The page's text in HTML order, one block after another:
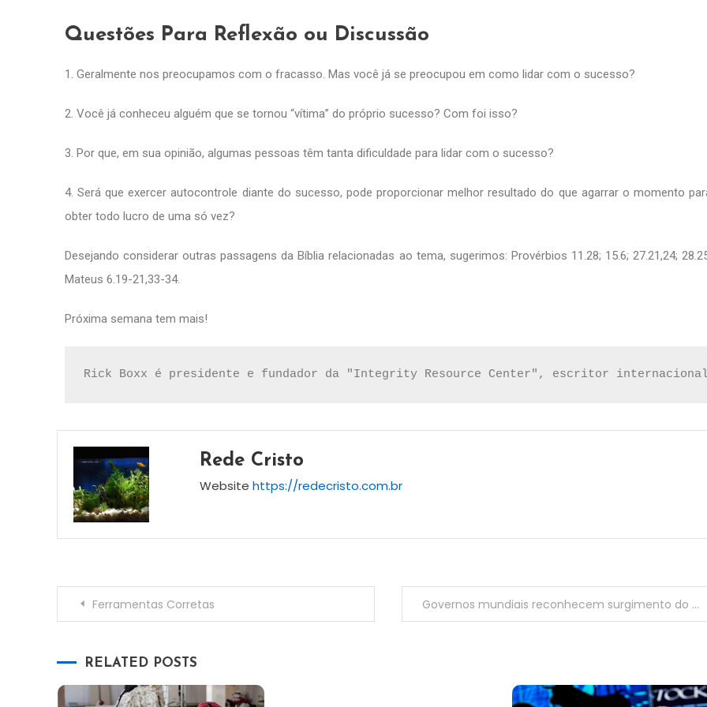
Questões Para Reflexão ou Discussão
1. Geralmente nos preocupamos com o fracasso. Mas você já se preocupou em como lidar com o sucesso?
2. Você já conheceu alguém que se tornou “vítima” do próprio sucesso? Com foi isso?
3. Por que, em sua opinião, algumas pessoas têm tanta dificuldade para lidar com o sucesso?
4. Será que exercer autocontrole diante do sucesso, pode proporcionar melhor resultado do que agarrar o momento
obter todo lucro de uma só vez?
Desejando considerar outras passagens da Bíblia relacionadas ao tema, sugerimos: Provérbios 11.28; 15.6; 27.21,24;
Mateus 6.19-21,33-34.
Próxima semana tem mais!
Rick Boxx é presidente e fundador da "Integrity Resource Center", escritor
Rede Cristo
Website https://redecristo.com.br
Ferramentas Corretas Governos mundiais reconhecem surgimento do terceiro sexo
RELATED POSTS